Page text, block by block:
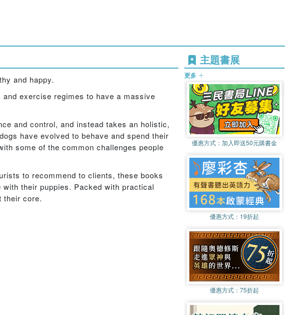
and happy.
exercise regimes to have a massive
and control, and instead takes an holistic,
have evolved to behave and spend their
some of the common challenges people
to recommend to clients, these books
their puppies. Packed with practical
their core.
主題書展
更多
優惠方式： 加入即送50元購書金
優惠方式： 19折起
優惠方式： 75折起